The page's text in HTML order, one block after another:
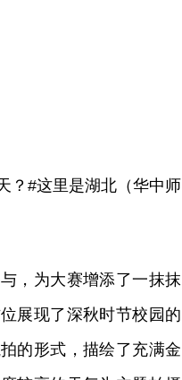
？#这里是湖北（华中师
，为大赛增添了一抹抹
展现了深秋时节校园的
的形式，描绘了充满金